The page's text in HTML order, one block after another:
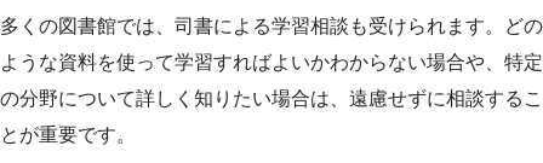
多くの図書館では、司書による学習相談も受けられます。どの
ような資料を使って学習すればよいかわからない場合や、特定
の分野について詳しく知りたい場合は、遠慮せずに相談するこ
とが重要です。